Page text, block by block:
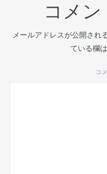
コメ
メールアドレスが公開され
ている欄
コ